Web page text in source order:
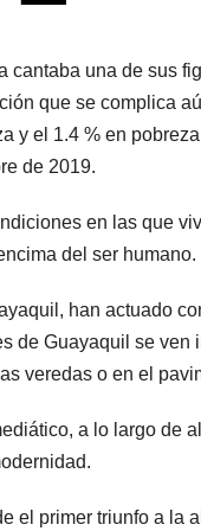
cantaba una de sus
que se complica
y el 1.4 % en
de 2019.
en las que
del ser humano.
han actuado
de Guayaquil se ven
veredas o en el
a lo largo de
el primer triunfo a la